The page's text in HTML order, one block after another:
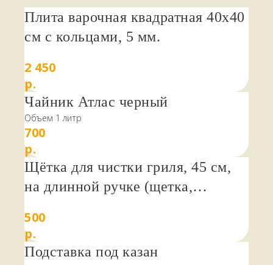
дом нотки национального колорита и подарит
теплоту и уют восточного гостеприимства.
Фотографии узоров могут немного отличаться от их
гамма будут сохранены.
Плита варочная квадратная 40х40
см с кольцами, 5 мм.
2 450
р.
Чайник Атлас черный
Объем 1 литр
700
р.
Щётка для чистки гриля, 45 см,
на длинной ручке (щетка,
500
р.
Подставка под казан
НАШИ КЛИЕНТЫ